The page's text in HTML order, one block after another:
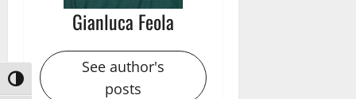
Attiva/disattiva alto contrasto
Gianluca Feola
See author's
posts